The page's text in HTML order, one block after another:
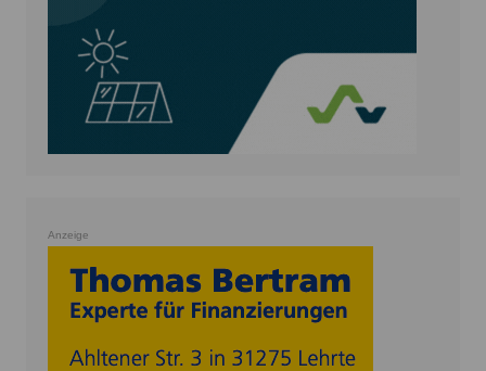
Anzeige